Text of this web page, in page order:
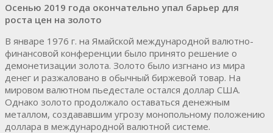
Осенью 2019 года окончательно упал барьер для
роста цен на золото
В январе 1976 г. на Ямайской международной валютно-
финансовой конференции было принято решение о
демонетизации золота. Золото было изгнано из мира
денег и разжаловано в обычный биржевой товар. На
мировом валютном пьедестале остался доллар США.
Однако золото продолжало оставаться денежным
металлом, создававшим угрозу монопольному положению
доллара в международной валютной системе.